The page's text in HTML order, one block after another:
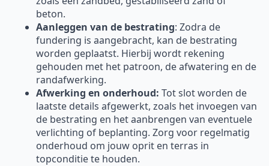
beton.
Aanleggen van de bestrating: Zodra de
fundering is aangebracht, kan de bestrating
worden geplaatst. Hierbij wordt rekening
gehouden met het patroon, de afwatering en de
randafwerking.
Afwerking en onderhoud: Tot slot worden de
laatste details afgewerkt, zoals het invoegen van
de bestrating en het aanbrengen van eventuele
verlichting of beplanting. Zorg voor regelmatig
onderhoud om jouw oprit en terras in
topconditie te houden.